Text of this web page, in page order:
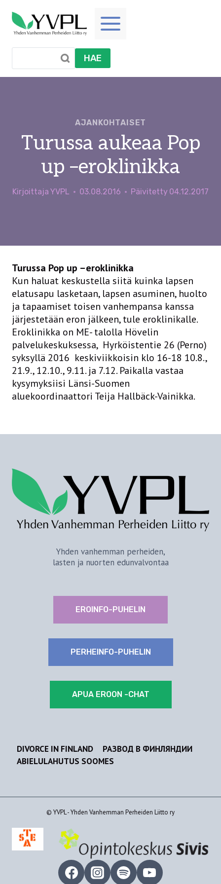
sisältöön
HAE
AJANKOHTAISET
Turussa aukeaa Pop
up –eroklinikka
Kirjoittaja YVPL 03.08.2016 Päivitetty 04.12.2017
Turussa Pop up –eroklinikka
Kun haluat keskustella siitä kuinka lapsen
elatusapu lasketaan, lapsen asuminen, huolto
ja tapaamiset toisen vanhempansa kanssa
järjestetään eron jälkeen, tule eroklinikalle.
Eroklinikka on ME- talolla Hövelin
palvelukeskuksessa, Hyrköistentie 26 (Perno)
syksyllä 2016 keskiviikkoisin klo 16-18 10.8.,
21.9., 12.10., 9.11. ja 7.12. Paikalla vastaa
kysymyksiisi Länsi-Suomen
aluekoordinaattori Teija Hallbäck-Vainikka.
Yhden vanhemman perheiden,
lasten ja nuorten edunvalvontaa
EROINFO-PUHELIN
PERHEINFO-PUHELIN
APUA EROON -CHAT
DIVORCE IN FINLAND
РАЗВОД В ФИНЛЯНДИИ
ABIELULAHUTUS SOOMES
© YVPL - Yhden Vanhemman Perheiden Liitto ry